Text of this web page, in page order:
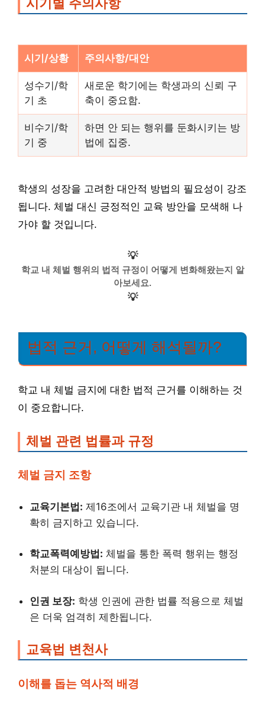
시기별 주의사항
시기/상황 주의사항/대안
성수기/학
기 초
새로운 학기에는 학생과의 신뢰 구
축이 중요함.
비수기/학
기 중
하면 안 되는 행위를 둔화시키는 방
법에 집중.
학생의 성장을 고려한 대안적 방법의 필요성이 강조
됩니다. 체벌 대신 긍정적인 교육 방안을 모색해 나
가야 할 것입니다.
💡
학교 내 체벌 행위의 법적 규정이 어떻게 변화해왔는지 알
아보세요.
💡
법적 근거, 어떻게 해석될까?
학교 내 체벌 금지에 대한 법적 근거를 이해하는 것
이 중요합니다.
체벌 관련 법률과 규정
체벌 금지 조항
교육기본법: 제16조에서 교육기관 내 체벌을 명
확히 금지하고 있습니다.
학교폭력예방법: 체벌을 통한 폭력 행위는 행정
처분의 대상이 됩니다.
인권 보장: 학생 인권에 관한 법률 적용으로 체벌
은 더욱 엄격히 제한됩니다.
교육법 변천사
이해를 돕는 역사적 배경